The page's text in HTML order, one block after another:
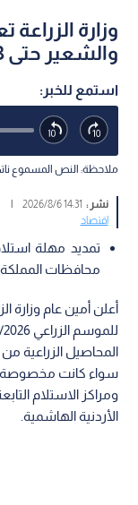
وزارة الزراعة
والشعير حتى 13 آب
استمع للخبر:
ملاحظة: النص المسموع
نشر : 14:31 2026/8/6
|
اقتصاد
تمديد مهلة
محافظات المملكة.
أعلن أمين عام وزارة
المحاصيل الزراعية
سواء كانت مخصوصة
ومراكز الاستلام
الأردنية الهاشمية.